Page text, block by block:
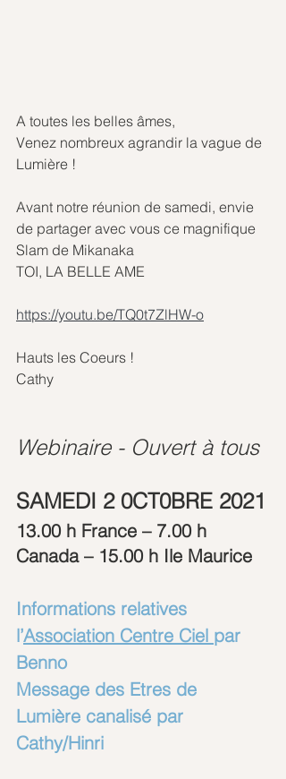
A toutes les belles âmes,
Venez nombreux agrandir la vague de
Lumière !
Avant notre réunion de samedi, envie
de partager avec vous ce magnifique
Slam de Mikanaka
TOI, LA BELLE AME
https://youtu.be/TQ0t7ZlHW-o
Hauts les Coeurs !
Cathy
Webinaire - Ouvert à tous
SAMEDI 2 0CT0BRE 2021
13.00 h France – 7.00 h
Canada – 15.00 h Ile Maurice
Informations relatives
l’Association Centre Ciel par
Benno
Message des Etres de
Lumière canalisé par
Cathy/Hinri